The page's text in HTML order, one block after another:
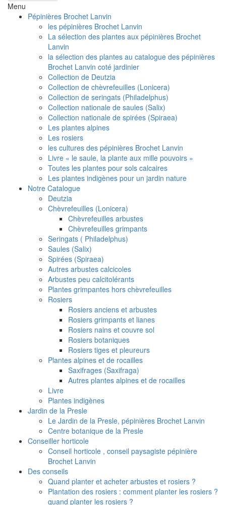
Menu
Pépinières Brochet Lanvin
les pépinières Brochet Lanvin
La sélection des plantes aux pépinières Brochet
Lanvin
la sélection des plantes au catalogue des pépinières
Brochet Lanvin coté jardinier
Collection de Deutzia
Collection de chèvrefeuilles (Lonicera)
Collection de seringats (Philadelphus)
Collection nationale de saules (Salix)
Collection nationale de spirées (Spiraea)
Les plantes alpines
Les rosiers
les cultures des pépinières Brochet Lanvin
Livre « le saule, la plante aux mille pouvoirs »
Toutes les plantes pour sols calcaires
Les plantes indigènes pour un jardin nature
Notre Catalogue
Deutzia
Chèvrefeuilles (Lonicera)
Chèvrefeuilles arbustes
Chèvrefeuilles grimpants
Seringats ( Philadelphus)
Saules (Salix)
Spirées (Spiraea)
Autres arbustes calcicoles
Arbustes peu calcitolérants
Plantes grimpantes hors chèvrefeuilles
Rosiers
Rosiers anciens et arbustes
Rosiers grimpants et lianes
Rosiers nains et couvre sol
Rosiers botaniques
Rosiers tiges et pleureurs
Plantes alpines et de rocailles
Saxifrages (Saxifraga)
Autres plantes alpines et de rocailles
Livre
Plantes indigènes
Jardin de la Presle
Le Jardin de la Presle, pépinières Brochet Lanvin
Centre botanique de la Presle
Conseiller horticole
Conseil horticole , conseil paysagiste pépinière
Brochet Lanvin
Des conseils
Quand planter et acheter arbustes et rosiers ?
Plantation des rosiers : comment planter les rosiers ?
quand planter les rosiers ?